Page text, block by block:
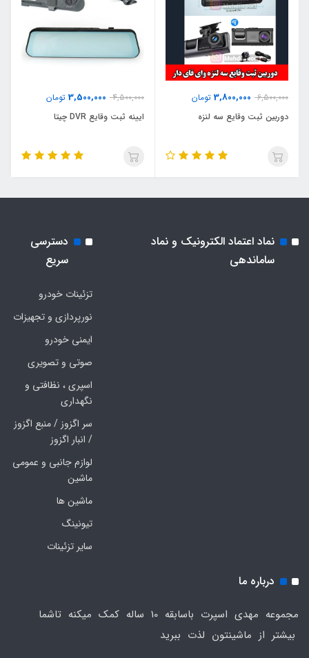
6,500,000
3,800,000 تومان
دوربین ثبت وقایع سه لنزه
4,500,000
3,500,000 تومان
ایینه ثبت وقایع DVR چیتا
نماد اعتماد الکترونیک و نماد
ساماندهی
دسترسی
سریع
تزئینات خودرو
نورپردازی و تجهیزات
ایمنی خودرو
صوتی و تصویری
اسپری ، نظافتی و
نگهداری
سر اگزوز / منبع اگزوز
/ انبار اگزوز
لوازم جانبی و عمومی
ماشین
ماشین ها
تیونینگ
سایر تزئینات
درباره ما
مجموعه مهدی اسپرت باسابقه 10 ساله کمک میکنه تاشما
بیشتر از ماشینتون لذت ببرید